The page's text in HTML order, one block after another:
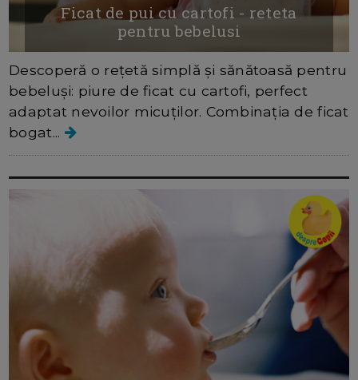
Ficat de pui cu cartofi - reteta
pentru bebelusi
Descoperă o rețetă simplă și sănătoasă pentru
bebeluși: piure de ficat cu cartofi, perfect
adaptat nevoilor micuților. Combinația de ficat
bogat...